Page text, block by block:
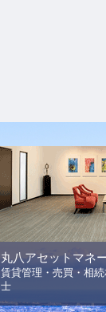
丸八アセットマネ
賃貸管理・売買・相
士